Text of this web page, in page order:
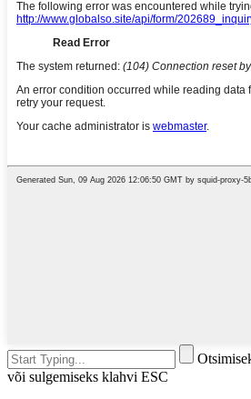
või sulgemiseks klahvi ESC